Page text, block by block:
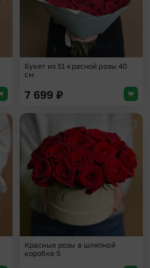
Букет из 51 красной розы 40
см
7 699 ₽
Добавить в избранное
Красные розы в шляпной
коробке S